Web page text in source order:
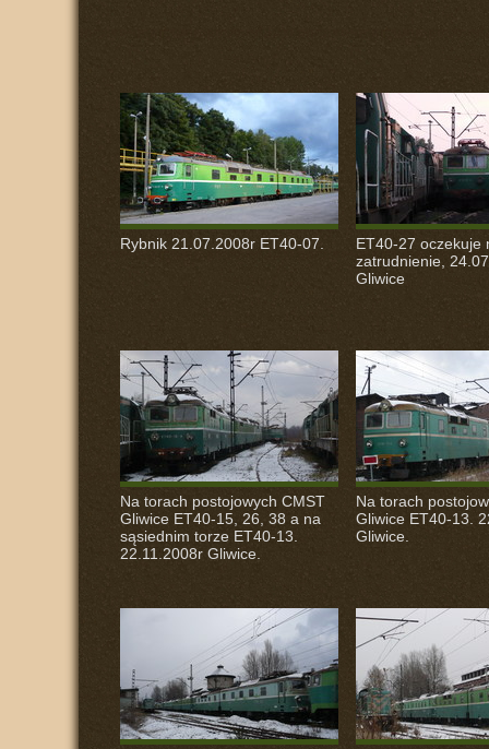
Rybnik 21.07.2008r ET40-07.
ET40-27 oczekuje
zatrudnienie,
Gliwice
Na torach postojowych CMST
Gliwice ET40-15, 26, 38 a na
sąsiednim torze ET40-13.
22.11.2008r Gliwice.
Na torach
Gliwice ET40-13.
Gliwice.